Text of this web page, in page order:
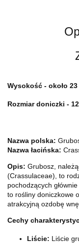
Wysokość - około 23
Rozmiar doniczki -
Nazwa polska:
Nazwa łacińska:
Opis: Grubosz,
(Crassulaceae), to
pochodzących
to rośliny doniczkowe
atrakcyjną ozdobę
Cechy
Liście: Liście